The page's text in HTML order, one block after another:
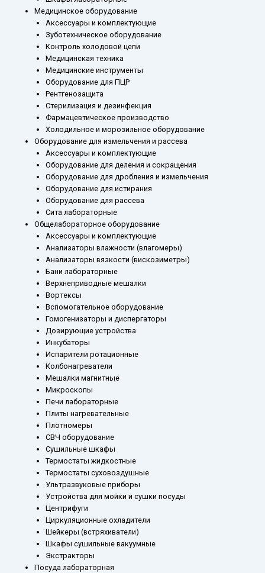
Медицинское оборудование
Аксессуары и комплектующие
Зуботехническое оборудование
Контроль холодовой цепи
Медицинская техника
Медицинские инструменты
Оборудование для ПЦР
Рентгенозащита
Стерилизация и дезинфекция
Фармацевтическое производство
Холодильное и морозильное оборудование
Оборудование для измельчения и рассева
Аксессуары и комплектующие
Оборудование для деления и сокращения
Оборудование для дробления и измельчения
Оборудование для истирания
Оборудование для рассева
Сита лабораторные
Общелабораторное оборудование
Аксессуары и комплектующие
Анализаторы влажности (влагомеры)
Анализаторы вязкости (вискозиметры)
Бани лабораторные
Верхнеприводные мешалки
Вортексы
Вспомогательное оборудование
Гомогенизаторы и диспергаторы
Дозирующие устройства
Инкубаторы
Испарители ротационные
Колбонагреватели
Мешалки магнитные
Микроскопы
Печи лабораторные
Плиты нагревательные
Плотномеры
СВЧ оборудование
Сушильные шкафы
Термостаты жидкостные
Термостаты суховоздушные
Ультразвуковые приборы
Устройства для мойки и сушки посуды
Центрифуги
Циркуляционные охладители
Шейкеры (встряхиватели)
Шкафы сушильные вакуумные
Экстракторы
Посуда лабораторная